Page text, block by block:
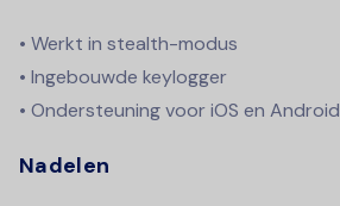
• Werkt in stealth-modus
• Ingebouwde keylogger
• Ondersteuning voor iOS en Android
Nadelen